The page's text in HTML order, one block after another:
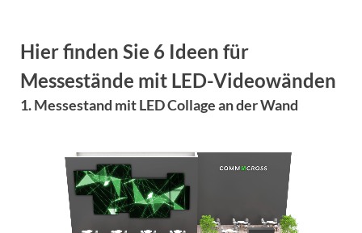
Hier finden Sie 6 Ideen für
Messestände mit LED-Videowänden
1. Messestand mit LED Collage an der Wand